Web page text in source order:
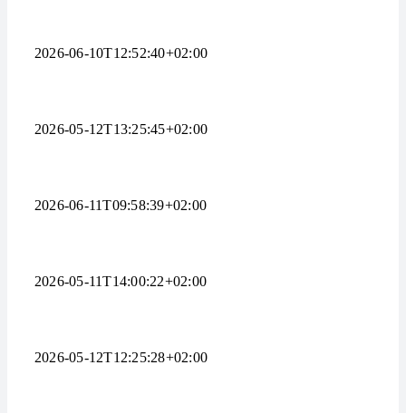
2026-06-10T12:52:40+02:00
2026-05-12T13:25:45+02:00
2026-06-11T09:58:39+02:00
2026-05-11T14:00:22+02:00
2026-05-12T12:25:28+02:00